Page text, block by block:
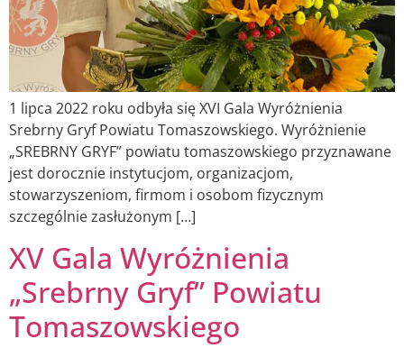
1 lipca 2022 roku odbyła się XVI Gala Wyróżnienia
Srebrny Gryf Powiatu Tomaszowskiego. Wyróżnienie
„SREBRNY GRYF” powiatu tomaszowskiego przyznawane
jest dorocznie instytucjom, organizacjom,
stowarzyszeniom, firmom i osobom fizycznym
szczególnie zasłużonym […]
XV Gala Wyróżnienia
„Srebrny Gryf” Powiatu
Tomaszowskiego